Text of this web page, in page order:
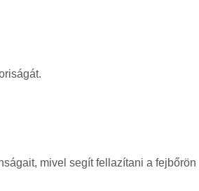
mivel segít fellazítani a